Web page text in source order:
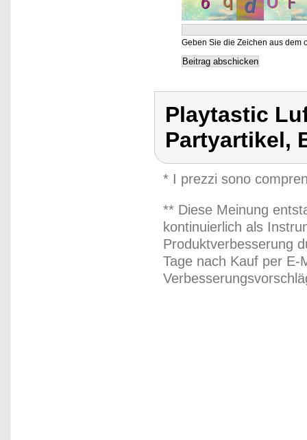
Geben Sie die Zeichen aus dem
Playtastic
Partyartikel,
* I prezzi sono
** Diese Meinung
kontinuierlich als
Produktverbesserung
Tage nach Kauf per E-